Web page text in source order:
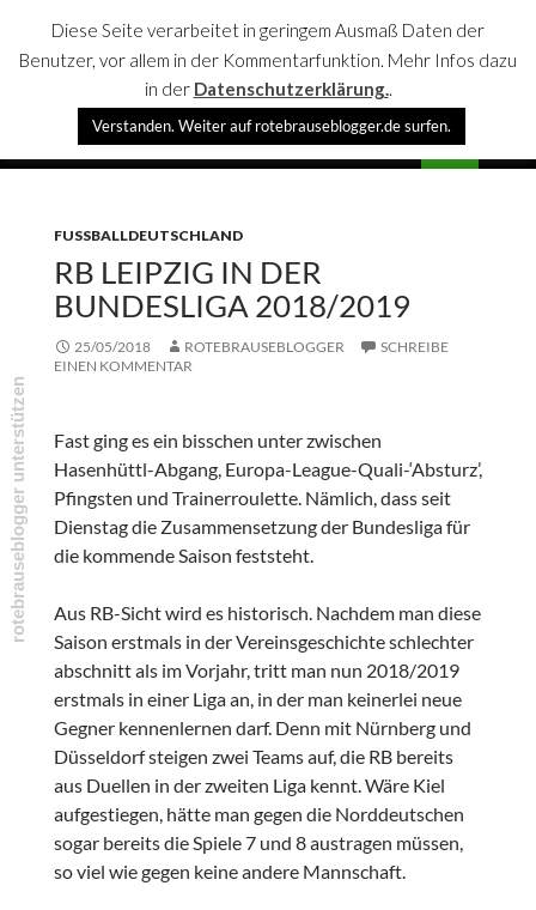
rotebrauseblogger
SPRINGE
FUSSBALLDEUTSCHLAND
RB LEIPZIG IN DER
BUNDESLIGA 2018/2019
25/05/2018 ROTEBRAUSEBLOGGER
SCHREIBE
EINEN KOMMENTAR
Fast ging es ein bisschen unter zwischen
Hasenhüttl-Abgang, Europa-League-Quali-‘Absturz’,
Pfingsten und Trainerroulette. Nämlich, dass seit
Dienstag die Zusammensetzung der Bundesliga für
die kommende Saison feststeht.
Aus RB-Sicht wird es historisch. Nachdem man diese
Saison erstmals in der Vereinsgeschichte schlechter
abschnitt als im Vorjahr, tritt man nun 2018/2019
erstmals in einer Liga an, in der man keinerlei neue
Gegner kennenlernen darf. Denn mit Nürnberg und
Düsseldorf steigen zwei Teams auf, die RB bereits
aus Duellen in der zweiten Liga kennt. Wäre Kiel
aufgestiegen, hätte man gegen die Norddeutschen
sogar bereits die Spiele 7 und 8 austragen müssen,
so viel wie gegen keine andere Mannschaft.
Diese Seite verarbeitet in geringem Ausmaß Daten der
Benutzer, vor allem in der Kommentarfunktion. Mehr Infos dazu
in der Datenschutzerklärung..
Verstanden. Weiter auf rotebrauseblogger.de surfen.
rotebrauseblogger unterstützen